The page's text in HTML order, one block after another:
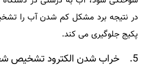
در نتیجه برد مشکل کم شدن آب را
پکیج جلوگیری می کند.
5. خراب شدن الکترود تشخیص شعله